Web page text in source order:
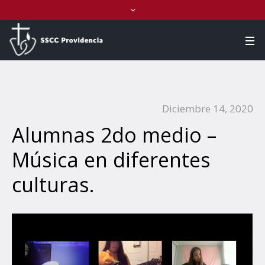
Diciembre 14, 2020
Alumnas 2do medio –
Música en diferentes
culturas.